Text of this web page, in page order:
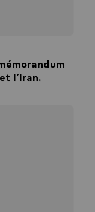
l’Iran.